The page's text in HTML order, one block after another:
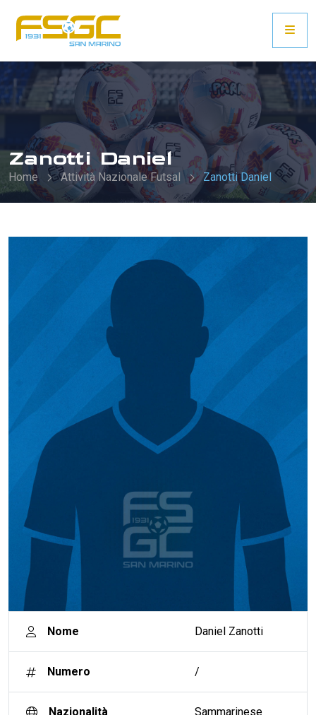
Zanotti Daniel
Home Attività Nazionale Futsal Zanotti Daniel
Nome Daniel Zanotti
Numero /
Nazionalità Sammarinese